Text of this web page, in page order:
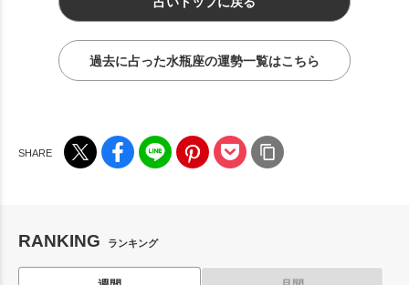
過去に占った水瓶座の運勢一覧はこちら
RANKING ランキング